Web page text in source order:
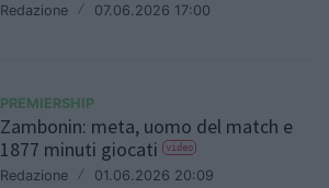
Redazione / 07.06.2026 17:00
PREMIERSHIP
Zambonin: meta, uomo del match e
1877 minuti giocati video
Redazione / 01.06.2026 20:09